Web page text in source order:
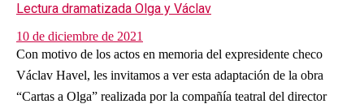
Lectura dramatizada Olga y Václav
10 de diciembre de 2021
Con motivo de los actos en memoria del expresidente checo
Václav Havel, les invitamos a ver esta adaptación de la obra
“Cartas a Olga” realizada por la compañía teatral del director